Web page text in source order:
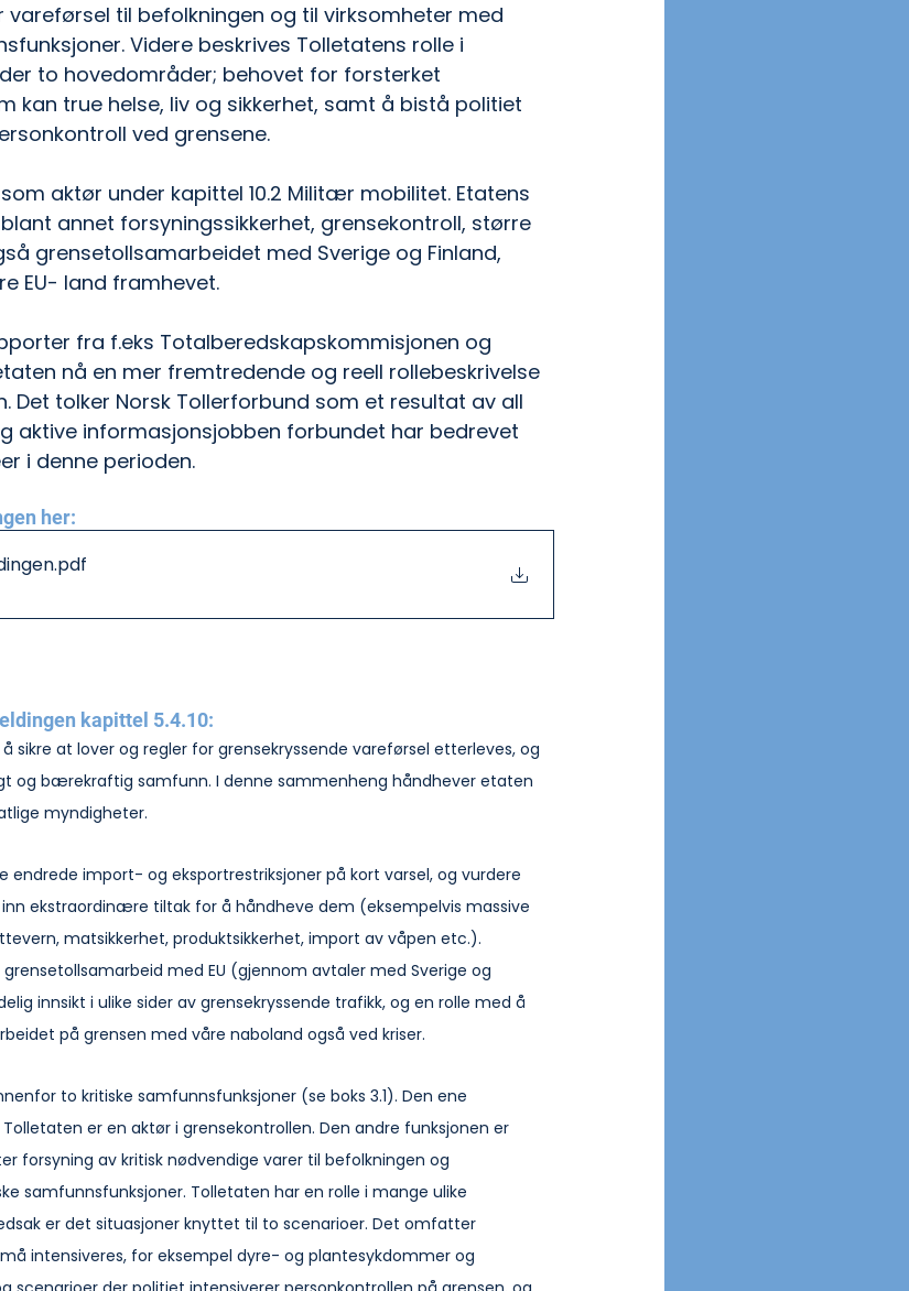
vareførsel til befolkningen og til virksomheter med
Videre beskrives Tolletatens rolle i
to hovedområder; behovet for forsterket
kan true helse, liv og sikkerhet, samt å bistå politiet
ved grensene.
aktør under kapittel 10.2 Militær mobilitet. Etatens
annet forsyningssikkerhet, grensekontroll, større
grensetollsamarbeidet med Sverige og Finland,
EU- land framhevet.
fra f.eks Totalberedskapskommisjonen og
nå en mer fremtredende og reell rollebeskrivelse
Det tolker Norsk Tollerforbund som et resultat av all
aktive informasjonsjobben forbundet har bedrevet
i denne perioden.
her:
.pdf
kapittel 5.4.10:
sikre at lover og regler for grensekryssende vareførsel etterleves, og
og bærekraftig samfunn. I denne sammenheng håndhever etaten
myndigheter.
import- og eksportrestriksjoner på kort varsel, og vurdere
ekstraordinære tiltak for å håndheve dem (eksempelvis massive
matsikkerhet, produktsikkerhet, import av våpen etc.).
med EU (gjennom avtaler med Sverige og
innsikt i ulike sider av grensekryssende trafikk, og en rolle med å
på grensen med våre naboland også ved kriser.
to kritiske samfunnsfunksjoner (se boks 3.1). Den ene
er en aktør i grensekontrollen. Den andre funksjonen er
forsyning av kritisk nødvendige varer til befolkningen og
samfunnsfunksjoner. Tolletaten har en rolle i mange ulike
er det situasjoner knyttet til to scenarioer. Det omfatter
intensiveres, for eksempel dyre- og plantesykdommer og